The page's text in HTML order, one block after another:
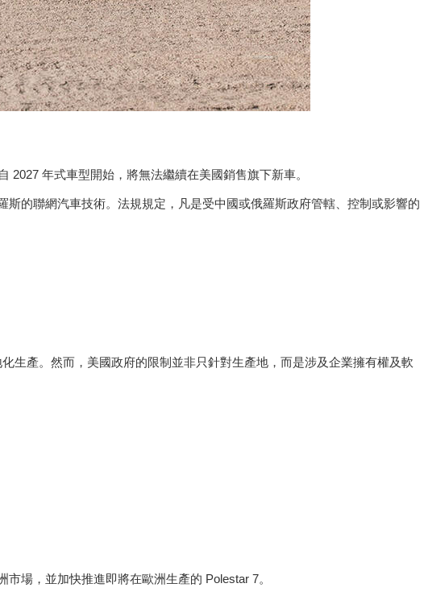
年式車型開始，將無法繼續在美國銷售旗下新車。
的聯網汽車技術。法規規定，凡是受中國或俄羅斯政府管轄、控制或影響的
生產。然而，美國政府的限制並非只針對生產地，而是涉及企業擁有權及軟
場，並加快推進即將在歐洲生產的 Polestar 7。